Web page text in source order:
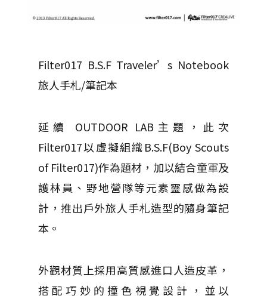
Filter017 B.S.F Traveler’s Notebook
旅人手札/筆記本
延續 OUTDOOR LAB主題，此次
Filter017以虛擬組織B.S.F(Boy Scouts
of Filter017)作為題材，加以結合童軍及
護林員、野地營隊等元素靈感做為設
計，推出戶外旅人手札造型的隨身筆記
本。
外觀材質上採用高質感進口人造皮革，
搭配巧妙的撞色視覺設計，並以